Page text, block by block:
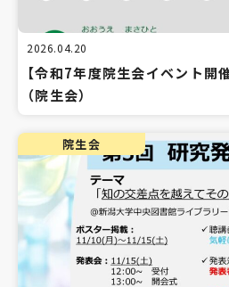
2026.04.20
【令和7年度院生会イベント開
（院生会）
院生会